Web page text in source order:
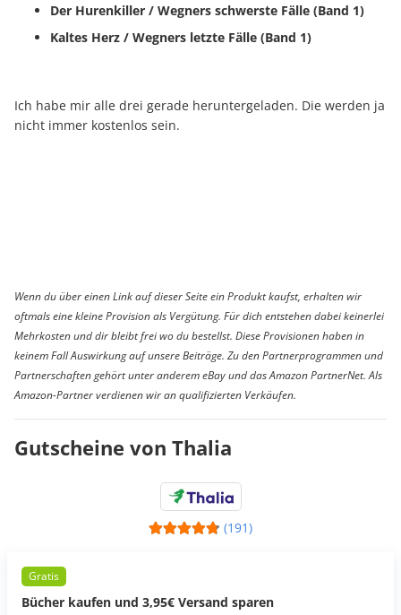
Der Hurenkiller / Wegners schwerste Fälle (Band 1)
Kaltes Herz / Wegners letzte Fälle (Band 1)
Ich habe mir alle drei gerade heruntergeladen. Die werden ja
nicht immer kostenlos sein.
Wenn du über einen Link auf dieser Seite ein Produkt kaufst, erhalten wir
oftmals eine kleine Provision als Vergütung. Für dich entstehen dabei keinerlei
Mehrkosten und dir bleibt frei wo du bestellst. Diese Provisionen haben in
keinem Fall Auswirkung auf unsere Beiträge. Zu den Partnerprogrammen und
Partnerschaften gehört unter anderem eBay und das Amazon PartnerNet. Als
Amazon-Partner verdienen wir an qualifizierten Verkäufen.
Gutscheine von Thalia
(191)
Gratis
Bücher kaufen und 3,95€ Versand sparen